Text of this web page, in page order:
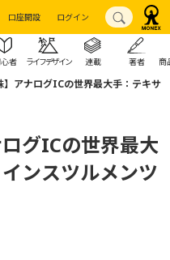
口座開設 ログイン
者 ライフデザイン 連載 著者 商
】アナログICの世界最大手：テキサ
ログICの世界最大
ンスツルメンツ